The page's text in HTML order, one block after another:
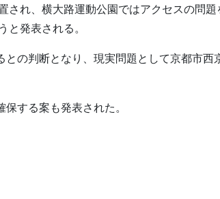
れ、横大路運動公園ではアクセスの問
発表される。
の判断となり、現実問題として京都市
する案も発表された。